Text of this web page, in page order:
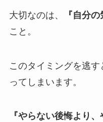
大切なのは、 『自分
こと。
このタイミングを逃
ってしまいます。
『やらない後悔より、